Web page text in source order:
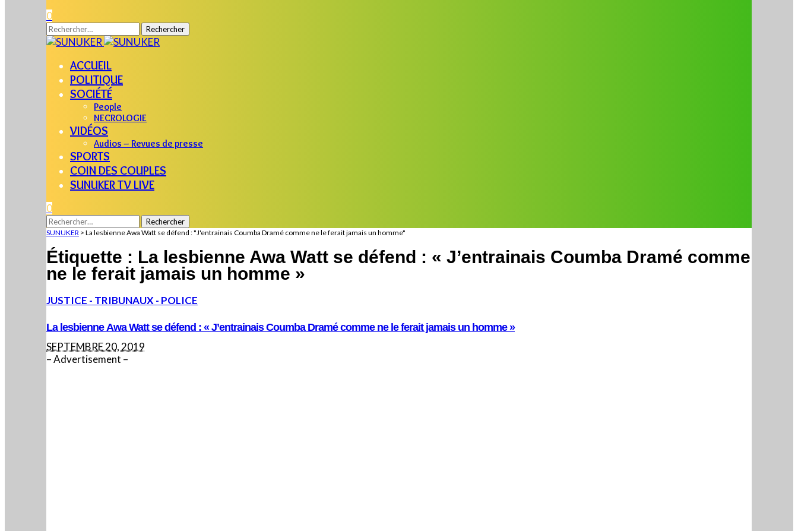
0
Rechercher :
ACCUEIL
POLITIQUE
SOCIÉTÉ
People
NECROLOGIE
VIDÉOS
Audios – Revues de presse
SPORTS
COIN DES COUPLES
SUNUKER TV LIVE
0
Rechercher :
SUNUKER > La lesbienne Awa Watt se défend : "J'entrainais Coumba Dramé comme ne le ferait jamais un homme"
Étiquette : La lesbienne Awa Watt se défend : « J’entrainais Coumba Dramé comme
ne le ferait jamais un homme »
JUSTICE - TRIBUNAUX - POLICE
La lesbienne Awa Watt se défend : « J’entrainais Coumba Dramé comme ne le ferait jamais un homme »
SEPTEMBRE 20, 2019
– Advertisement –